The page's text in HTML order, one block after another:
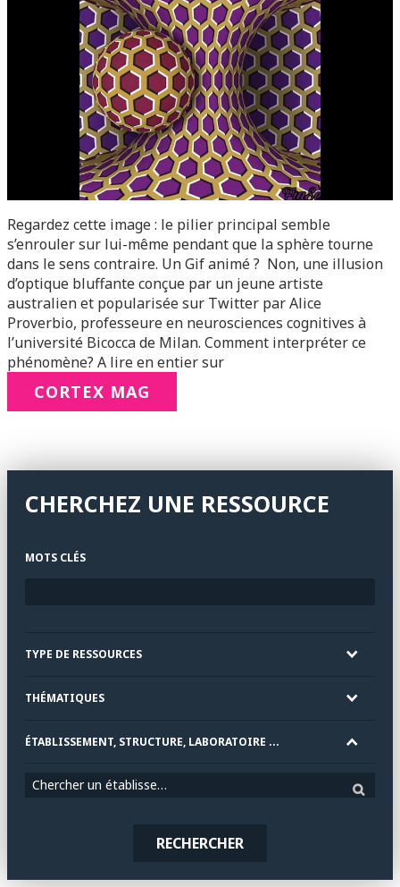
Regardez cette image : le pilier principal semble
s’enrouler sur lui-même pendant que la sphère tourne
dans le sens contraire. Un Gif animé ? Non, une illusion
d’optique bluffante conçue par un jeune artiste
australien et popularisée sur Twitter par Alice
Proverbio, professeure en neurosciences cognitives à
l’université Bicocca de Milan. Comment interpréter ce
phénomène? A lire en entier sur
CORTEX MAG
CHERCHEZ UNE RESSOURCE
MOTS CLÉS
TYPE DE RESSOURCES
THÉMATIQUES
ÉTABLISSEMENT, STRUCTURE, LABORATOIRE ...
Chercher un établissement
RECHERCHER